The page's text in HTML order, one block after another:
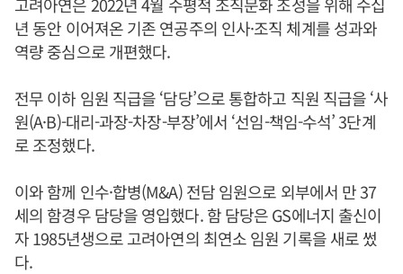
년 동안 이어져온 기존 연공주의 인사·조직 체계를 성과와
역량 중심으로 개편했다.
전무 이하 임원 직급을 ‘담당’으로 통합하고 직원 직급을 ‘사
원(A·B)-대리-과장-차장-부장’에서 ‘선임-책임-수석’ 3단계
로 조정했다.
이와 함께 인수·합병(M&A) 전담 임원으로 외부에서 만 37
세의 함경우 담당을 영입했다. 함 담당은 GS에너지 출신이
자 1985년생으로 고려아연의 최연소 임원 기록을 새로 썼
다.